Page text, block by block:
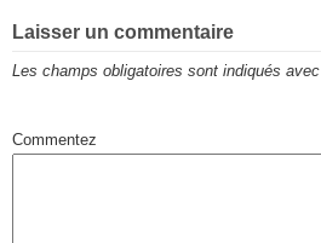
Laisser un commentaire
Les champs obligatoires sont indiqués avec
Commentez